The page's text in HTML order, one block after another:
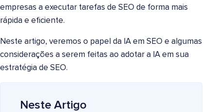
empresas a executar tarefas de SEO de forma mais
rápida e eficiente.
Neste artigo, veremos o papel da IA em SEO e algumas
considerações a serem feitas ao adotar a IA em sua
estratégia de SEO.
Neste Artigo